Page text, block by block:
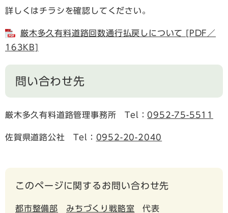
詳しくはチラシを確認してください。
厳木多久有料道路回数通行払戻しについて [PDF／
163KB]
問い合わせ先
厳木多久有料道路管理事務所 Tel： 0952-75-5511
佐賀県道路公社 Tel： 0952-20-2040
このページに関するお問い合わせ先
都市整備部 みちづくり戦略室 代表